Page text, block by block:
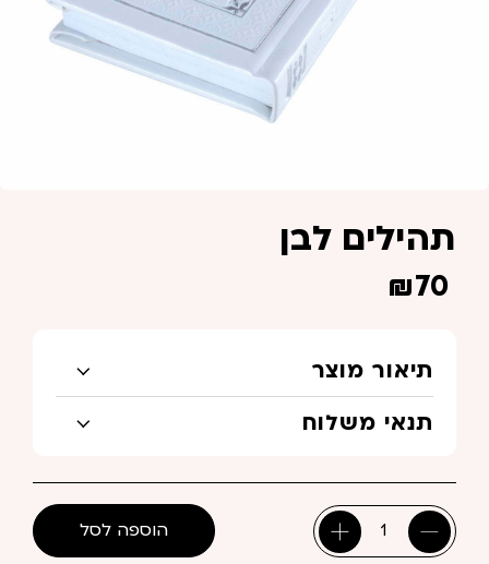
תהילים לבן
₪70
תיאור מוצר
תנאי משלוח
כמות
הוספה לסל